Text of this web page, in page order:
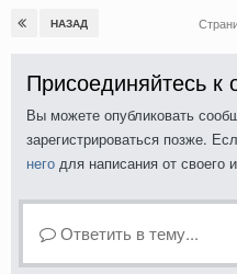
НАЗАД
Присоединяйтесь к
Вы можете опубликовать
зарегистрироваться позже.
него для написания от своего
Ответить в тему...